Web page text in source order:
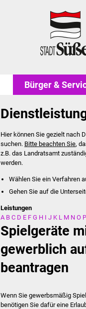
Bürger &
Hier können Sie gezielt nach
suchen. Bitte beachten Sie,
z.B. das Landratsamt
werden.
Wählen Sie ein Verfahren
Gehen Sie auf die
Leistungen
A B C D E F G H I J K L M N O P
Spielgeräte
gewerblich
beantragen
Wenn Sie gewerbsmäßig
benötigen Sie dafür eine